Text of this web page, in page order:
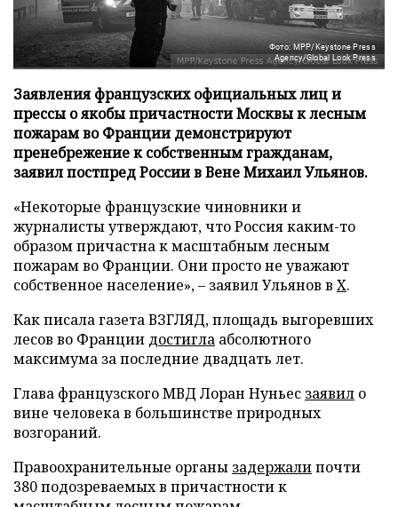
Фото: MPP/Keystone Press
Agency/Global Look Press
Заявления французских официальных лиц и
прессы о якобы причастности Москвы к лесным
пожарам во Франции демонстрируют
пренебрежение к собственным гражданам,
заявил постпред России в Вене Михаил Ульянов.
«Некоторые французские чиновники и
журналисты утверждают, что Россия каким-то
образом причастна к масштабным лесным
пожарам во Франции. Они просто не уважают
собственное население», – заявил Ульянов в X.
Как писала газета ВЗГЛЯД, площадь выгоревших
лесов во Франции достигла абсолютного
максимума за последние двадцать лет.
Глава французского МВД Лоран Нуньес заявил о
вине человека в большинстве природных
возгораний.
Правоохранительные органы задержалипочти
380 подозреваемых в причастности к